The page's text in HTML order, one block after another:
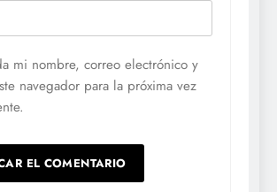
mi nombre, correo electrónico y
navegador para la próxima vez